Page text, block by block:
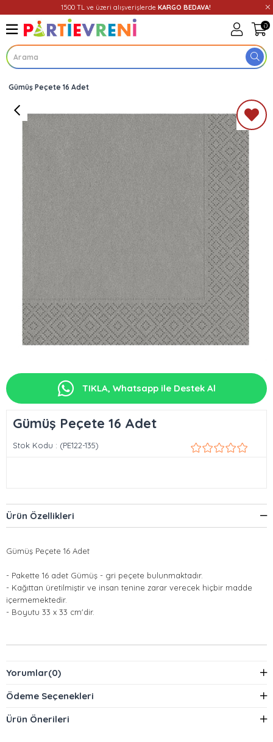
1500 TL ve üzeri alışverişlerde KARGO BEDAVA!
0
Gümüş Peçete 16 Adet
TIKLA, Whatsapp ile Destek Al
Gümüş Peçete 16 Adet
Stok Kodu (PE122-135)
Ürün Özellikleri
Gümüş Peçete 16 Adet
- Pakette 16 adet Gümüş - gri peçete bulunmaktadır.
- Kağıttan üretilmiştir ve insan tenine zarar verecek hiçbir madde
içermemektedir.
- Boyutu 33 x 33 cm'dir.
Yorumlar(0)
Ödeme Seçenekleri
Ürün Önerileri